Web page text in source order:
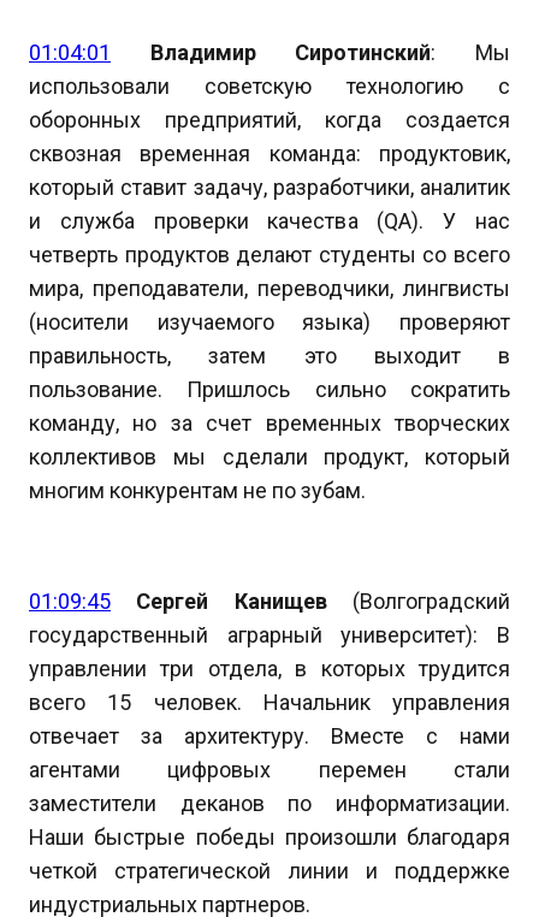
01:04:01 Владимир Сиротинский: Мы
использовали советскую технологию с
оборонных предприятий, когда создается
сквозная временная команда: продуктовик,
который ставит задачу, разработчики, аналитик
и служба проверки качества (QA). У нас
четверть продуктов делают студенты со всего
мира, преподаватели, переводчики, лингвисты
(носители изучаемого языка) проверяют
правильность, затем это выходит в
пользование. Пришлось сильно сократить
команду, но за счет временных творческих
коллективов мы сделали продукт, который
многим конкурентам не по зубам.
01:09:45 Сергей Канищев(Волгоградский
государственный аграрный университет): В
управлении три отдела, в которых трудится
всего 15 человек. Начальник управления
отвечает за архитектуру. Вместе с нами
агентами цифровых перемен стали
заместители деканов по информатизации.
Наши быстрые победы произошли благодаря
четкой стратегической линии и поддержке
индустриальных партнеров.